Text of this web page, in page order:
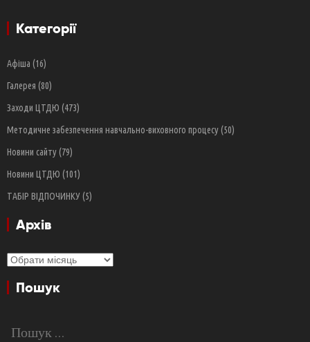
Категорії
Афіша (16)
Галерея (80)
Заходи ЦТДЮ (473)
Методичне забезпечення навчально-виховного процесу(50)
Новини сайту(79)
Новини ЦТДЮ (101)
ТАБІР ВІДПОЧИНКУ(5)
Архів
Архів
Пошук